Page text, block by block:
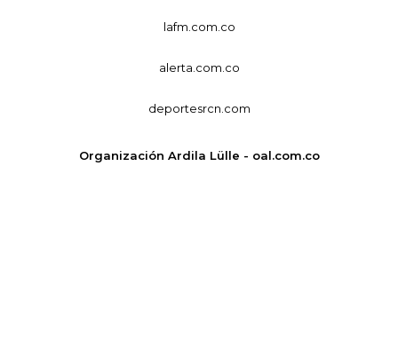
lafm.com.co
alerta.com.co
deportesrcn.com
Organización Ardila Lülle - oal.com.co